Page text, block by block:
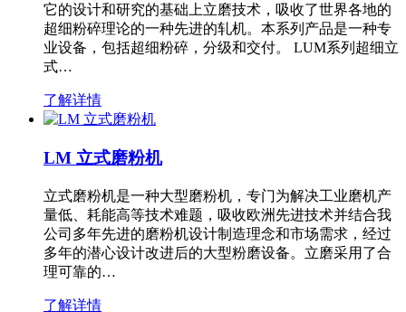
它的设计和研究的基础上立磨技术，吸收了世界各地的
超细粉碎理论的一种先进的轧机。本系列产品是一种专
业设备，包括超细粉碎，分级和交付。 LUM系列超细立
式…
了解详情
LM 立式磨粉机
立式磨粉机是一种大型磨粉机，专门为解决工业磨机产
量低、耗能高等技术难题，吸收欧洲先进技术并结合我
公司多年先进的磨粉机设计制造理念和市场需求，经过
多年的潜心设计改进后的大型粉磨设备。立磨采用了合
理可靠的…
了解详情